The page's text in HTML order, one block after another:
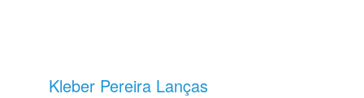
Kleber Pereira Lanças